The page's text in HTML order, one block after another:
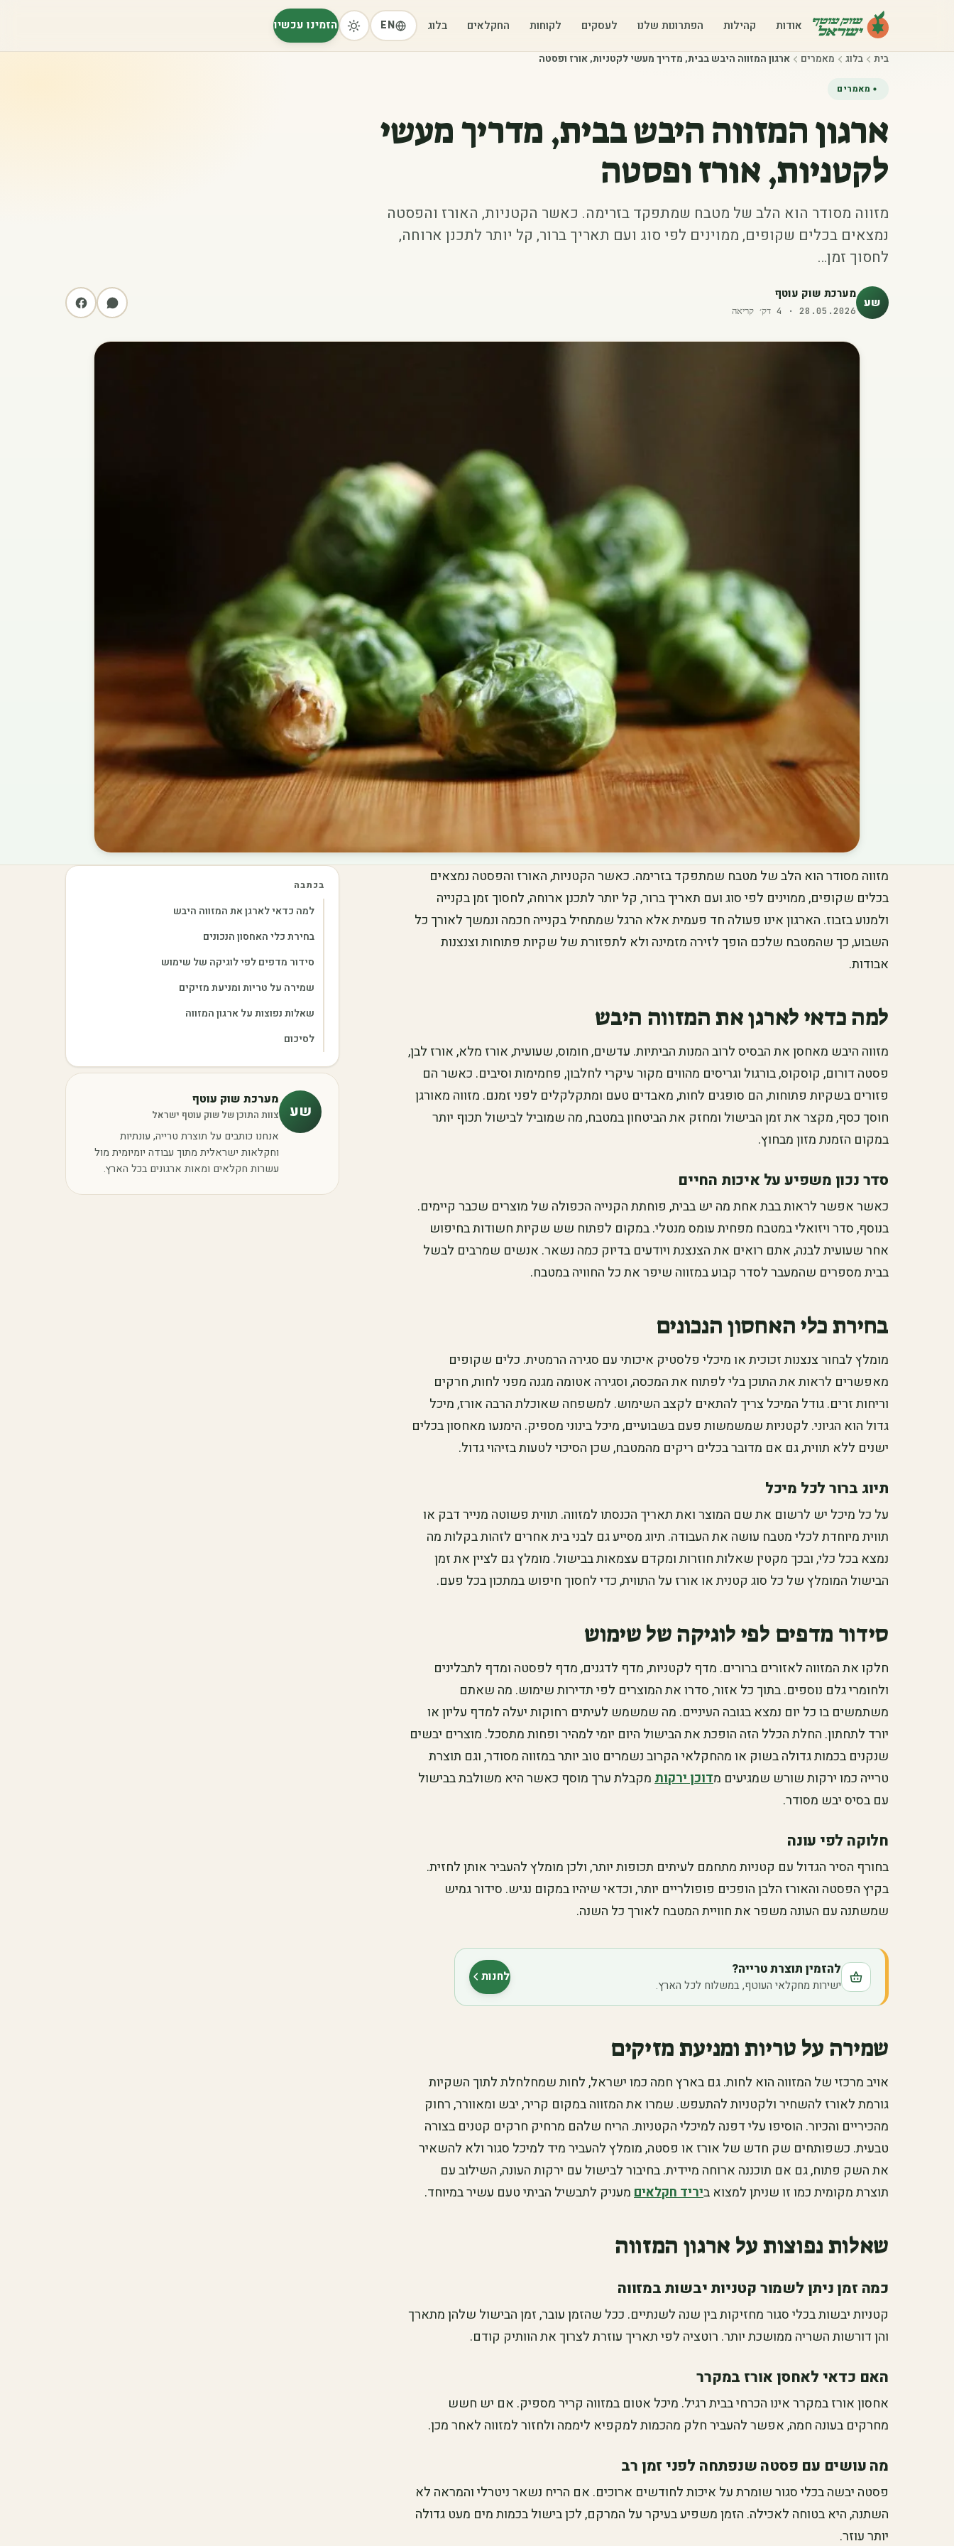
אודות קהילות הפתרונות שלנו לעסקים לקוחות החקלאים בלוג EN הזמינו עכשיו
בית בלוג מאמרים ארגון המזווה היבש בבית, מדריך מעשי לקטניות, אורז ופסטה
מאמרים
ארגון המזווה היבש בבית, מדריך מעשי
לקטניות, אורז ופסטה
מזווה מסודר הוא הלב של מטבח שמתפקד בזרימה. כאשר הקטניות, האורז והפסטה
נמצאים בכלים שקופים, ממוינים לפי סוג ועם תאריך ברור, קל יותר לתכנן ארוחה,
לחסוך זמן…
שע מערכת שוק עוטף
28.05.2026
·
4 דק׳ קריאה
מזווה מסודר הוא הלב של מטבח שמתפקד בזרימה. כאשר הקטניות, האורז והפסטה נמצאים
בכלים שקופים, ממוינים לפי סוג ועם תאריך ברור, קל יותר לתכנן ארוחה, לחסוך זמן בקנייה
ולמנוע בזבוז. הארגון אינו פעולה חד פעמית אלא הרגל שמתחיל בקנייה חכמה ונמשך לאורך כל
השבוע, כך שהמטבח שלכם הופך לזירה מזמינה ולא לתפזורת של שקיות פתוחות וצנצנות
אבודות.
למה כדאי לארגן את המזווה היבש
מזווה היבש מאחסן את הבסיס לרוב המנות הביתיות. עדשים, חומוס, שעועית, אורז מלא, אורז לבן,
פסטה דורום, קוסקוס, בורגול וגריסים מהווים מקור עיקרי לחלבון, פחמימות וסיבים. כאשר הם
פזורים בשקיות פתוחות, הם סופגים לחות, מאבדים טעם ומתקלקלים לפני זמנם. מזווה מאורגן
חוסך כסף, מקצר את זמן הבישול ומחזק את הביטחון במטבח, מה שמוביל לבישול תכוף יותר
במקום הזמנת מזון מבחוץ.
סדר נכון משפיע על איכות החיים
כאשר אפשר לראות בבת אחת מה יש בבית, פוחתת הקנייה הכפולה של מוצרים שכבר קיימים.
בנוסף, סדר ויזואלי במטבח מפחית עומס מנטלי. במקום לפתוח שש שקיות חשודות בחיפוש
אחר שעועית לבנה, אתם רואים את הצנצנת ויודעים בדיוק כמה נשאר. אנשים שמרבים לבשל
בבית מספרים שהמעבר לסדר קבוע במזווה שיפר את כל החוויה במטבח.
בחירת כלי האחסון הנכונים
מומלץ לבחור צנצנות זכוכית או מיכלי פלסטיק איכותי עם סגירה הרמטית. כלים שקופים
מאפשרים לראות את התוכן בלי לפתוח את המכסה, וסגירה אטומה מגנה מפני לחות, חרקים
וריחות זרים. גודל המיכל צריך להתאים לקצב השימוש. למשפחה שאוכלת הרבה אורז, מיכל
גדול הוא הגיוני. לקטניות שמשמשות פעם בשבועיים, מיכל בינוני מספיק. הימנעו מאחסון בכלים
ישנים ללא תווית, גם אם מדובר בכלים ריקים מהמטבח, שכן הסיכוי לטעות בזיהוי גדול.
תיוג ברור לכל מיכל
על כל מיכל יש לרשום את שם המוצר ואת תאריך הכנסתו למזווה. תווית פשוטה מנייר דבק או
תווית מיוחדת לכלי מטבח עושה את העבודה. תיוג מסייע גם לבני בית אחרים לזהות בקלות מה
נמצא בכל כלי, ובכך מקטין שאלות חוזרות ומקדם עצמאות בבישול. מומלץ גם לציין את זמן
הבישול המומלץ של כל סוג קטנית או אורז על התווית, כדי לחסוך חיפוש במתכון בכל פעם.
סידור מדפים לפי לוגיקה של שימוש
חלקו את המזווה לאזורים ברורים. מדף לקטניות, מדף לדגנים, מדף לפסטה ומדף לתבלינים
ולחומרי גלם נוספים. בתוך כל אזור, סדרו את המוצרים לפי תדירות שימוש. מה שאתם
משתמשים בו כל יום נמצא בגובה העיניים. מה שמשמש לעיתים רחוקות יעלה למדף עליון או
יורד לתחתון. החלת הכלל הזה הופכת את הבישול היום יומי למהיר ופחות מתסכל. מוצרים יבשים
שנקנים בכמות גדולה בשוק או מהחקלאי הקרוב נשמרים טוב יותר במזווה מסודר, וגם תוצרת
טרייה כמו ירקות שורש שמגיעים מדוכן ירקותמקבלת ערך מוסף כאשר היא משולבת בבישול
עם בסיס יבש מסודר.
חלוקה לפי עונה
בחורף הסיר הגדול עם קטניות מתחמם לעיתים תכופות יותר, ולכן מומלץ להעביר אותן לחזית.
בקיץ הפסטה והאורז הלבן הופכים פופולריים יותר, וכדאי שיהיו במקום נגיש. סידור גמיש
שמשתנה עם העונה משפר את חוויית המטבח לאורך כל השנה.
להזמין תוצרת טרייה?
ישירות מחקלאי העוטף, במשלוח לכל הארץ.
לחנות(נפתח בלשונית חדשה)
שמירה על טריות ומניעת מזיקים
אויב מרכזי של המזווה הוא לחות. גם בארץ חמה כמו ישראל, לחות שמחלחלת לתוך השקיות
גורמת לאורז להשחיר ולקטניות להתעפש. שמרו את המזווה במקום קריר, יבש ומאוורר, רחוק
מהכיריים והכיור. הוסיפו עלי דפנה למיכלי הקטניות. הריח שלהם מרחיק חרקים קטנים בצורה
טבעית. כשפותחים שק חדש של אורז או פסטה, מומלץ להעביר מיד למיכל סגור ולא להשאיר
את השק פתוח, גם אם תוכננה ארוחה מיידית. בחיבור לבישול עם ירקות העונה, השילוב עם
תוצרת מקומית כמו זו שניתן למצוא ביריד חקלאיםמעניק לתבשיל הביתי טעם עשיר במיוחד.
שאלות נפוצות על ארגון המזווה
כמה זמן ניתן לשמור קטניות יבשות במזווה
קטניות יבשות בכלי סגור מחזיקות בין שנה לשנתיים. ככל שהזמן עובר, זמן הבישול שלהן מתארך
והן דורשות השריה ממושכת יותר. רוטציה לפי תאריך עוזרת לצרוך את הוותיק קודם.
האם כדאי לאחסן אורז במקרר
אחסון אורז במקרר אינו הכרחי בבית רגיל. מיכל אטום במזווה קריר מספיק. אם יש חשש
מחרקים בעונה חמה, אפשר להעביר חלק מהכמות למקפיא ליממה ולחזור למזווה לאחר מכן.
מה עושים עם פסטה שנפתחה לפני זמן רב
פסטה יבשה בכלי סגור שומרת על איכות לחודשים ארוכים. אם הריח נשאר ניטרלי והמראה לא
השתנה, היא בטוחה לאכילה. הזמן משפיע בעיקר על המרקם, לכן בישול בכמות מים מעט גדולה
יותר עוזר.
בכתבה
למה כדאי לארגן את המזווה היבש
בחירת כלי האחסון הנכונים
סידור מדפים לפי לוגיקה של שימוש
שמירה על טריות ומניעת מזיקים
שאלות נפוצות על ארגון המזווה
לסיכום
שע
מערכת שוק עוטף
צוות התוכן של שוק עוטף ישראל
אנחנו כותבים על תוצרת טרייה, עונתיות
וחקלאות ישראלית מתוך עבודה יומיומית מול
עשרות חקלאים ומאות ארגונים בכל הארץ.